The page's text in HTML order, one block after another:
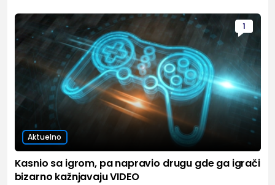
1
Aktuelno
Kasnio sa igrom, pa napravio drugu gde ga igrači
bizarno kažnjavaju VIDEO